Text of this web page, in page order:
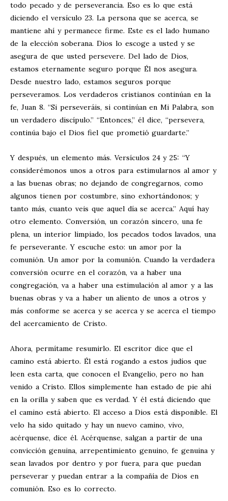
todo pecado y de perseverancia. Eso es lo que está
diciendo el versículo 23. La persona que se acerca, se
mantiene ahí y permanece firme. Este es el lado humano
de la elección soberana. Dios lo escoge a usted y se
asegura de que usted persevere. Del lado de Dios,
estamos eternamente seguro porque Él nos asegura.
Desde nuestro lado, estamos seguros porque
perseveramos. Los verdaderos cristianos continúan en la
fe, Juan 8. “Si perseveráis, si continúan en Mi Palabra, son
un verdadero discípulo.” “Entonces,” él dice, “persevera,
continúa bajo el Dios fiel que prometió guardarte.”
Y después, un elemento más. Versículos 24 y 25: “Y
considerémonos unos a otros para estimularnos al amor y
a las buenas obras; no dejando de congregarnos, como
algunos tienen por costumbre, sino exhortándonos; y
tanto más, cuanto veis que aquel día se acerca.” Aquí hay
otro elemento. Conversión, un corazón sincero, una fe
plena, un interior limpiado, los pecados todos lavados, una
fe perseverante. Y escuche esto: un amor por la
comunión. Un amor por la comunión. Cuando la verdadera
conversión ocurre en el corazón, va a haber una
congregación, va a haber una estimulación al amor y a las
buenas obras y va a haber un aliento de unos a otros y
más conforme se acerca y se acerca y se acerca el tiempo
del acercamiento de Cristo.
Ahora, permítame resumirlo. El escritor dice que el
camino está abierto. Él está rogando a estos judíos que
leen esta carta, que conocen el Evangelio, pero no han
venido a Cristo. Ellos simplemente han estado de pie ahí
en la orilla y saben que es verdad. Y él está diciendo que
el camino está abierto. El acceso a Dios está disponible. El
velo ha sido quitado y hay un nuevo camino, vivo,
acérquense, dice él. Acérquense, salgan a partir de una
convicción genuina, arrepentimiento genuino, fe genuina y
sean lavados por dentro y por fuera, para que puedan
perseverar y puedan entrar a la compañía de Dios en
comunión. Eso es lo correcto.